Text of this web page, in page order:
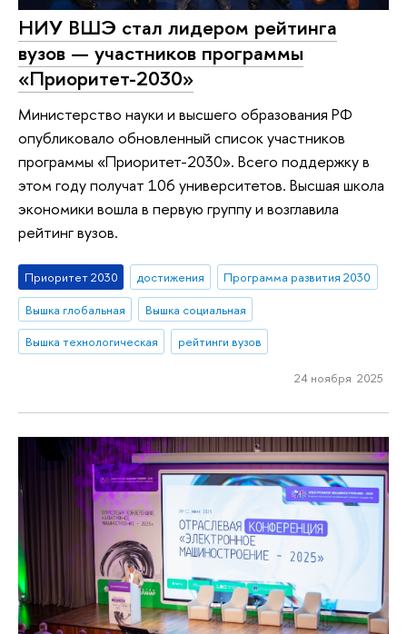
НИУ ВШЭ стал лидером рейтинга
вузов — участников программы
«Приоритет-2030»
Министерство науки и высшего образования РФ
опубликовало обновленный список участников
программы «Приоритет-2030». Всего поддержку в
этом году получат 106 университетов. Высшая школа
экономики вошла в первую группу и возглавила
рейтинг вузов.
Приоритет 2030 достижения
Программа развития 2030
Вышка глобальная
Вышка социальная
Вышка технологическая
рейтинги вузов
24 ноября 2025